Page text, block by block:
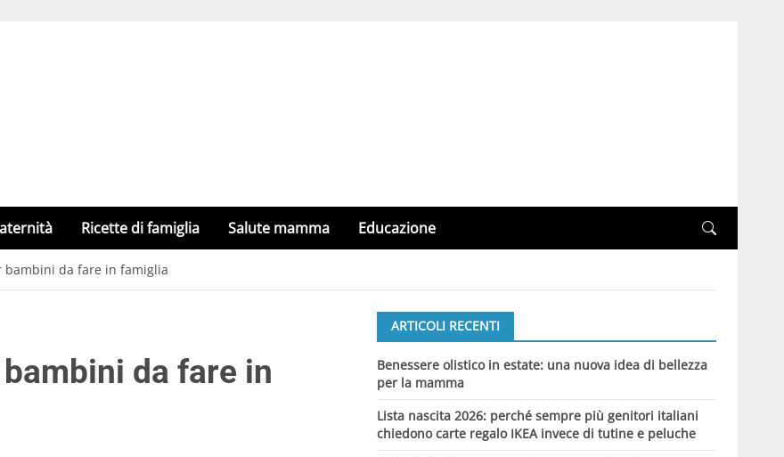
Ricette di famiglia Salute mamma Educazione
bambini da fare in famiglia
da fare in
ARTICOLI RECENTI
Benessere olistico in estate: una nuova idea di bellezza
per la mamma
Lista nascita 2026: perché sempre più genitori italiani
chiedono carte regalo IKEA invece di tutine e peluche